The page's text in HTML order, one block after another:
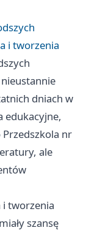
i tworzenia
dniach w
edukacyjne,
Przedszkola nr
ale
tworzenia
szansę